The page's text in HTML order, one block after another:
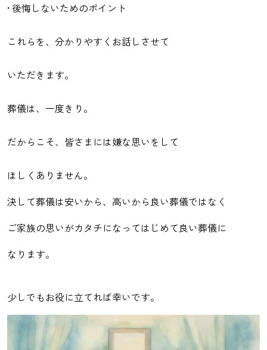
• 後悔しないためのポイント
これらを、分かりやすくお話しさせて
いただきます。
葬儀は、一度きり。
だからこそ、皆さまには嫌な思いをして
ほしくありません。
決して葬儀は安いから、高いから良い葬儀ではなく
ご家族の思いがカタチになってはじめて良い葬儀に
なります。
少しでもお役に立てれば幸いです。